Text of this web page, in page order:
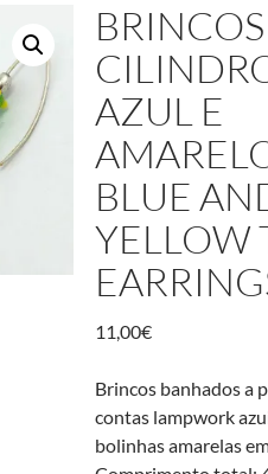
BRINCOS
AZUL E
BLUE
YELLOW
11,00€
Brincos banhados a
contas lampwork
bolinhas amarelas